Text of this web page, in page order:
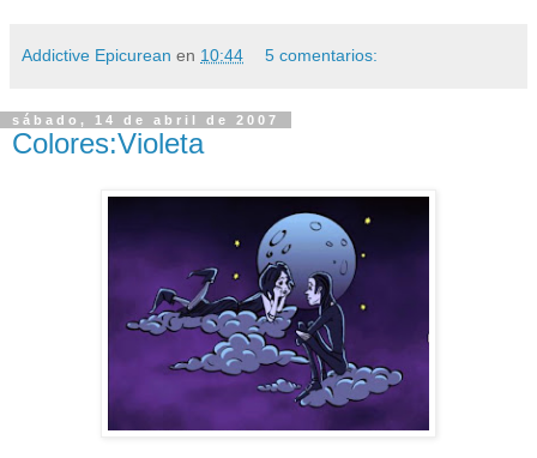
Addictive Epicurean en 10:44 5 comentarios:
sábado, 14 de abril de 2007
Colores:Violeta